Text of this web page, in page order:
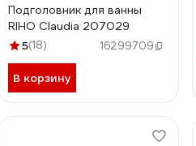
Подголовник для ванны
RIHO Claudia 207029
5(18) 16299709
В корзину